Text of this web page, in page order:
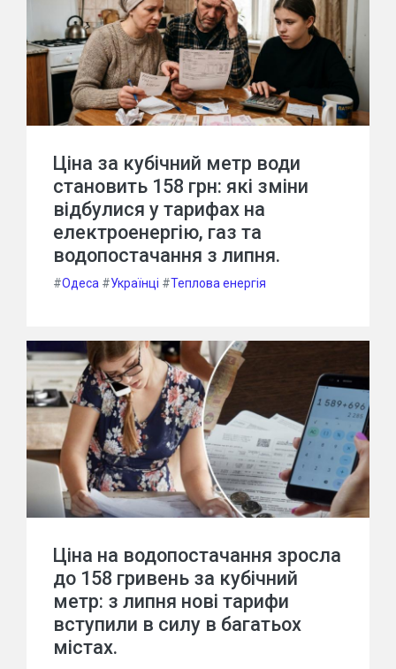
Ціна за кубічний метр води
становить 158 грн: які зміни
відбулися у тарифах на
електроенергію, газ та
водопостачання з липня.
#Одеса #Українці #Теплова енергія
Ціна на водопостачання зросла
до 158 гривень за кубічний
метр: з липня нові тарифи
вступили в силу в багатьох
містах.